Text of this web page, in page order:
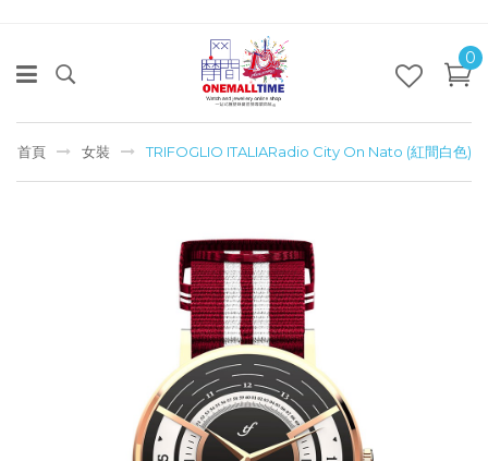
0
首頁 女裝 TRIFOGLIO ITALIARadio City On Nato (紅間白色)